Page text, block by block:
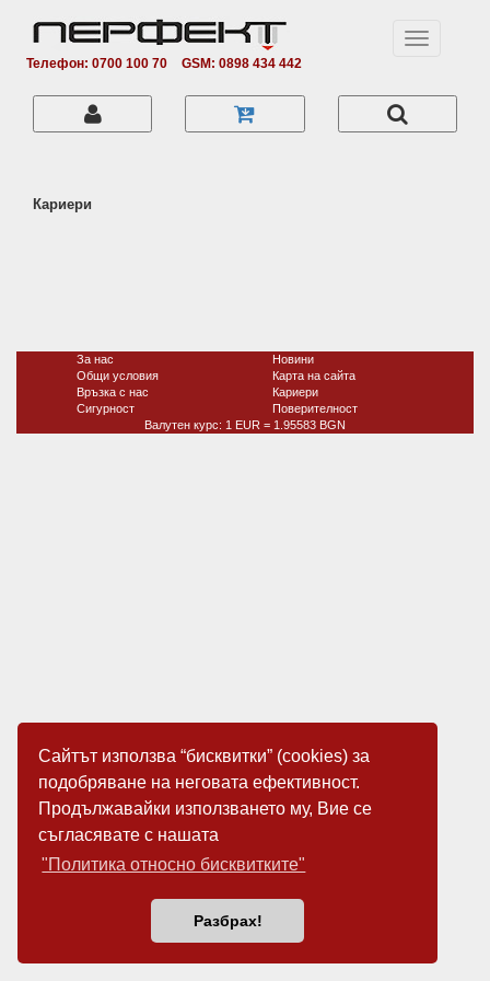
Сайтът използва “бисквитки” (cookies) за
подобряване на неговата ефективност.
Продължавайки използването му, Вие се
съгласявате с нашата
"Политика относно бисквитките"
Разбрах!
Телефон: 0700 100 70 GSM: 0898 434 442
Toggle
Кариери
За нас
Новини
Общи условия
Карта на сайта
Връзка с нас
Кариери
Сигурност
Поверитeлност
Валутен курс: 1 EUR = 1.95583 BGN